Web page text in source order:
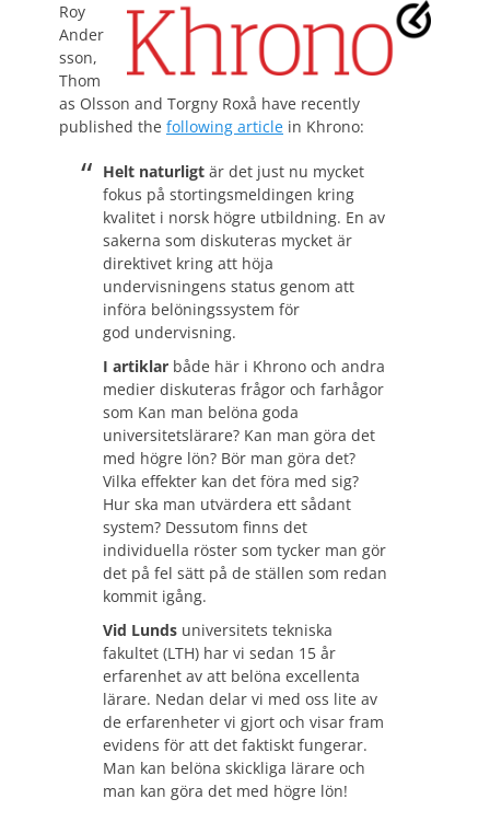
Roy
Ander
sson,
Thom
as Olsson and Torgny Roxå have recently
published the following article in Khrono:
Helt naturligt är det just nu mycket
fokus på stortingsmeldingen kring
kvalitet i norsk högre utbildning. En av
sakerna som diskuteras mycket är
direktivet kring att höja
undervisningens status genom att
införa belöningssystem för
god undervisning.
I artiklar både här i Khrono och andra
medier diskuteras frågor och farhågor
som Kan man belöna goda
universitetslärare? Kan man göra det
med högre lön? Bör man göra det?
Vilka effekter kan det föra med sig?
Hur ska man utvärdera ett sådant
system? Dessutom finns det
individuella röster som tycker man gör
det på fel sätt på de ställen som redan
kommit igång.
Vid Lunds universitets tekniska
fakultet (LTH) har vi sedan 15 år
erfarenhet av att belöna excellenta
lärare. Nedan delar vi med oss lite av
de erfarenheter vi gjort och visar fram
evidens för att det faktiskt fungerar.
Man kan belöna skickliga lärare och
man kan göra det med högre lön!